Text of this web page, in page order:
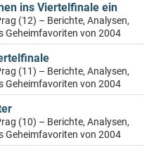
ins Viertelfinale ein
(12) – Berichte, Analysen,
Geheimfavoriten von 2004
(11) – Berichte, Analysen,
Geheimfavoriten von 2004
(10) – Berichte, Analysen,
Geheimfavoriten von 2004